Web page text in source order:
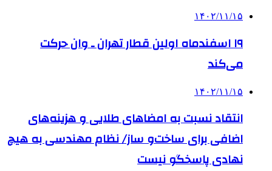
۱۴۰۲/۱۱/۱۵
۱۹ اسفندماه اولین قطار تهران ـ وان حرکت
می‌کند
۱۴۰۲/۱۱/۱۵
انتقاد نسبت به امضاهای طلایی و هزینه‌های
اضافی برای ساخت‌و ساز/ نظام مهندسی به هیچ
نهادی پاسخگو نیست